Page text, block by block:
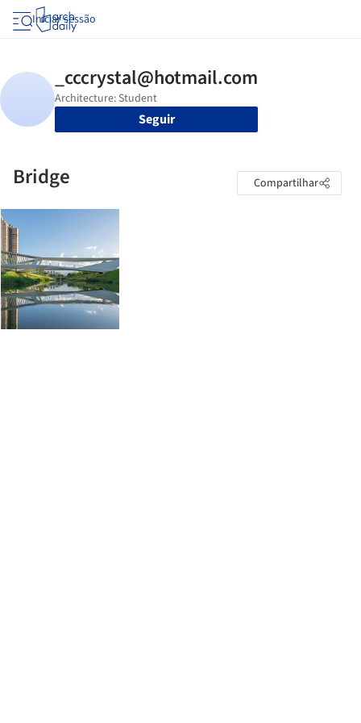
Iniciar sessão
Seguir
Bridge Compartilhar